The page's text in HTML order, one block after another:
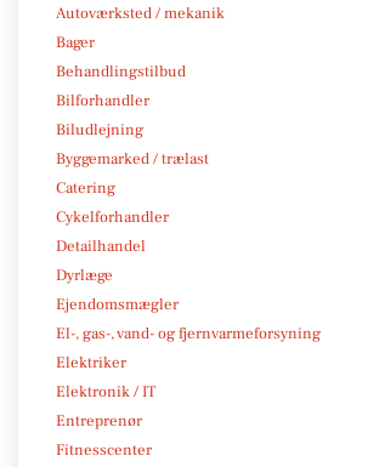
Autoværksted / mekanik
Bager
Behandlingstilbud
Bilforhandler
Biludlejning
Byggemarked / trælast
Catering
Cykelforhandler
Detailhandel
Dyrlæge
Ejendomsmægler
El-, gas-, vand- og fjernvarmeforsyning
Elektriker
Elektronik / IT
Entreprenør
Fitnesscenter